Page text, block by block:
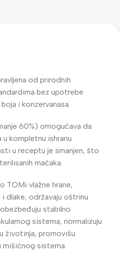
od prirodnih
bez upotrebe
i konzervanasa.
60%) omogućava da
u kompletnu ishranu.
u receptu je smanjen, što
mačaka.
TOMi vlažne hrane,
dlake, održavaju oštrinu
stabilno
sistema, normalizuju
životinja, promovišu
mišićnog sistema.